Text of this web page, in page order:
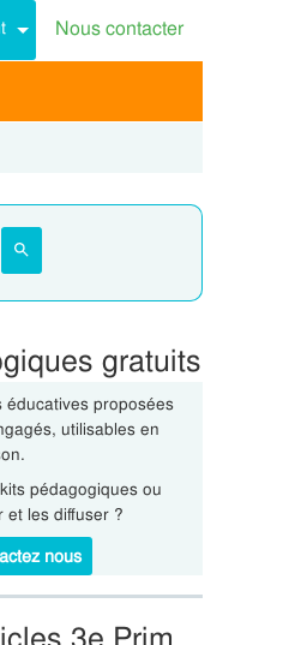
Nous contacter
gratuits
éducatives proposées
utilisables en
pédagogiques ou
et les diffuser ?
nous